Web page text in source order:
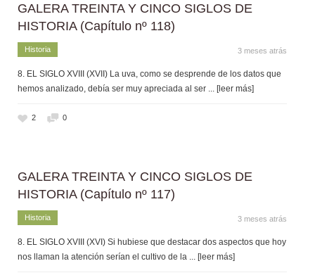
GALERA TREINTA Y CINCO SIGLOS DE
HISTORIA (Capítulo nº 118)
Historia 3 meses atrás
8. EL SIGLO XVIII (XVII) La uva, como se desprende de los datos que
hemos analizado, debía ser muy apreciada al ser ... [leer más]
2 0
GALERA TREINTA Y CINCO SIGLOS DE
HISTORIA (Capítulo nº 117)
Historia 3 meses atrás
8. EL SIGLO XVIII (XVI) Si hubiese que destacar dos aspectos que hoy
nos llaman la atención serían el cultivo de la
... [leer más]